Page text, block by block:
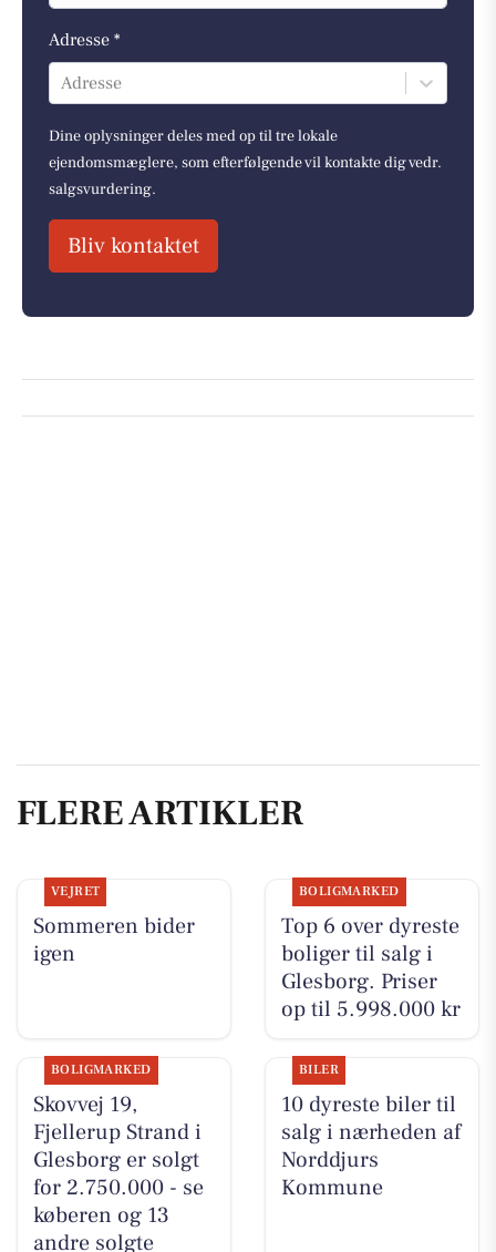
Adresse *
Adresse
Dine oplysninger deles med op til tre lokale
ejendomsmæglere, som efterfølgende vil kontakte dig vedr.
salgsvurdering.
Bliv kontaktet
FLERE ARTIKLER
VEJRET
Sommeren bider
igen
BOLIGMARKED
Top 6 over dyreste
boliger til salg i
Glesborg. Priser
op til 5.998.000 kr
BOLIGMARKED
Skovvej 19,
Fjellerup Strand i
Glesborg er solgt
for 2.750.000 - se
køberen og 13
andre solgte
BILER
10 dyreste biler til
salg i nærheden af
Norddjurs
Kommune